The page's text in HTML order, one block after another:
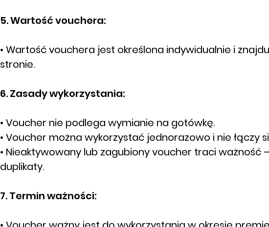
5. Wartość vouchera:
• Wartość vouchera jest określona indywidualnie i
stronie.
6. Zasady wykorzystania:
• Voucher nie podlega wymianie na gotówkę.
• Voucher można wykorzystać jednorazowo i nie łączy
• Nieaktywowany lub zagubiony voucher traci ważność
duplikaty.
7. Termin ważności: